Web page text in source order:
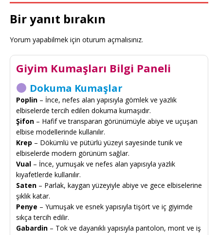
Bir yanıt bırakın
Yorum yapabilmek için oturum açmalısınız.
Giyim Kumaşları Bilgi Paneli
Dokuma Kumaşlar
Poplin – İnce, nefes alan yapısıyla gömlek ve yazlık
elbiselerde tercih edilen dokuma kumaşıdır.
Şifon – Hafif ve transparan görünümüyle abiye ve uçuşan
elbise modellerinde kullanılır.
Krep – Dökümlü ve pütürlü yüzeyi sayesinde tunik ve
elbiselerde modern görünüm sağlar.
Vual – İnce, yumuşak ve nefes alan yapısıyla yazlık
kıyafetlerde kullanılır.
Saten – Parlak, kaygan yüzeyiyle abiye ve gece elbiselerine
şıklık katar.
Penye – Yumuşak ve esnek yapısıyla tişört ve iç giyimde
sıkça tercih edilir.
Gabardin – Tok ve dayanıklı yapısıyla pantolon, mont ve iş